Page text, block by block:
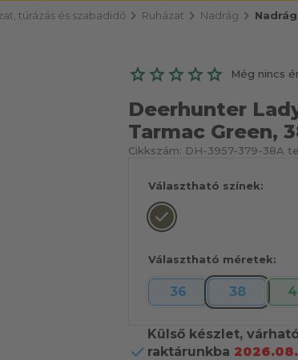
túrázás és szabadidő chevron_right Ruházat chevron_right Nadrág chevron_right
Még nincs
Deerhunter
Tarmac Green,
Cikkszám: DH-3957-379-38A
Választható színek:
Választható méretek:
36 38
Külső készlet,
raktárunkba